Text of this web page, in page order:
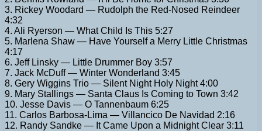
3. Rickey Woodard — Rudolph the Red-Nosed Reindeer
4:32
4. Ali Ryerson — What Child Is This 5:27
5. Marlena Shaw — Have Yourself a Merry Little Christmas
4:17
6. Jeff Linsky — Little Drummer Boy 3:57
7. Jack McDuff — Winter Wonderland 3:45
8. Gery Wiggins Trio — Silent Night Holy Night 4:00
9. Mary Stallings — Santa Claus Is Coming to Town 3:42
10. Jesse Davis — O Tannenbaum 6:25
11. Carlos Barbosa-Lima — Villancico De Navidad 2:16
12. Randy Sandke — It Came Upon a Midnight Clear 3:11